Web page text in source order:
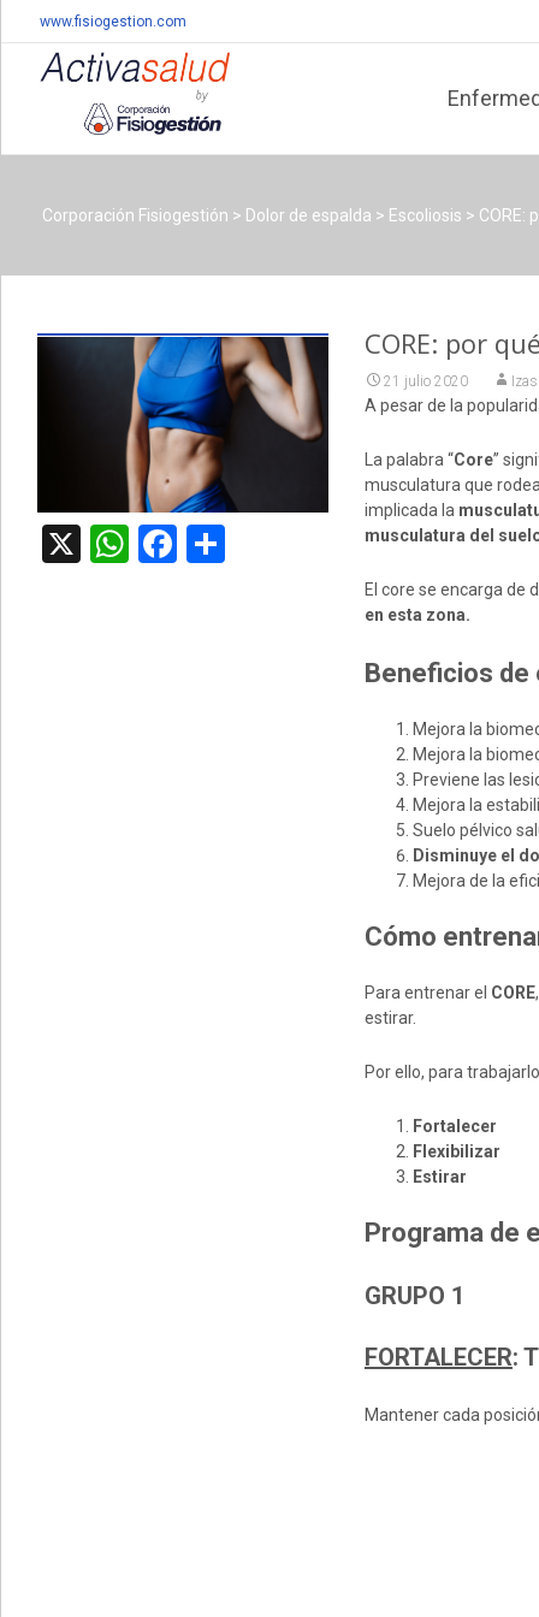
www.fisiogestion.com
content
Corporación Fisiogestión > Dolor de espalda > Escoliosis > CORE:
X WhatsApp
FacebookCompartir
CORE: por
21 julio 2020
A pesar de la
La palabra “Core”
musculatura que
implicada la
musculatura del
El core se encarga de
en esta zona.
Beneficios de
Mejora la
Mejora la
Previene las
Mejora la
Suelo pélvico
Disminuye el
Mejora de la
Cómo
Para entrenar el CORE
estirar.
Por ello, para
Fortalecer
Flexibilizar
Estirar
Programa de
GRUPO 1
FORTALECER:
Mantener cada